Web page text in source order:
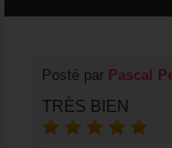
Posté par Pascal
TRÈS BIEN